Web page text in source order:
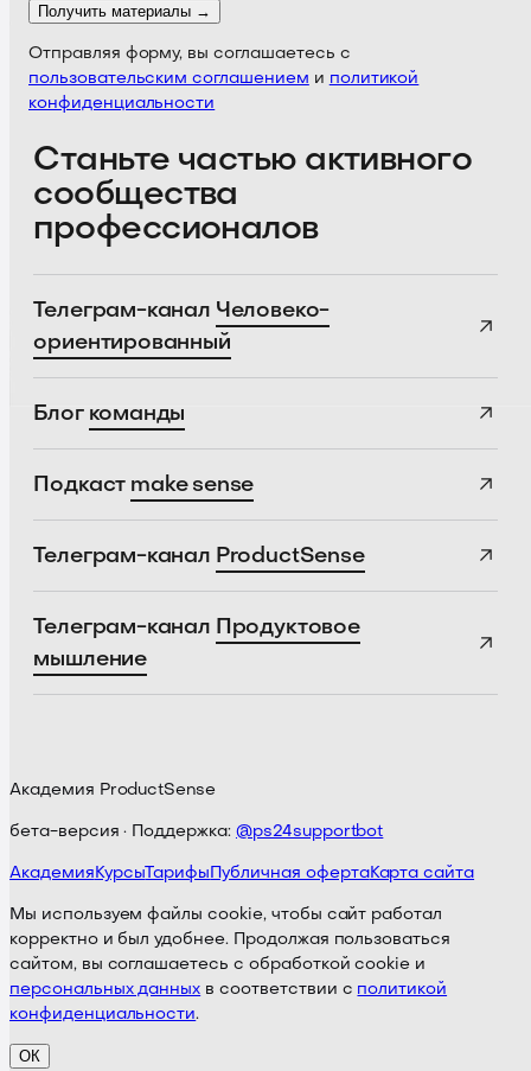
Получить материалы →
Отправляя форму, вы соглашаетесь с
пользовательским соглашением и политикой
конфиденциальности
Станьте частью активного
сообщества
профессионалов
Телеграм-канал Человеко-
ориентированный
Блог команды
Подкаст make sense
Телеграм-канал ProductSense
Телеграм-канал Продуктовое
мышление
Академия ProductSense
бета-версия · Поддержка: @ps24supportbot
Академия КурсыТарифы Публичная офертаКарта сайта
Мы используем файлы cookie, чтобы сайт работал
корректно и был удобнее. Продолжая пользоваться
сайтом, вы соглашаетесь с обработкой cookie и
персональных данных в соответствии с политикой
конфиденциальности.
ОК